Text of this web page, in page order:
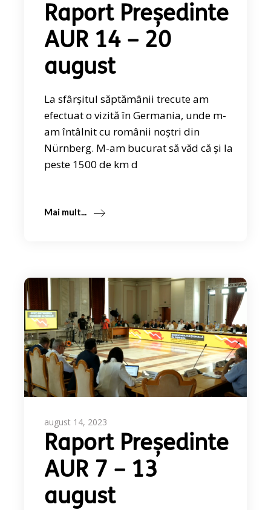
Raport Președinte
AUR 14 – 20
august
La sfârșitul săptămânii trecute am
efectuat o vizită în Germania, unde m-
am întâlnit cu românii noștri din
Nürnberg. M-am bucurat să văd că și la
peste 1500 de km d
Mai mult...
august 14, 2023
Raport Președinte
AUR 7 – 13
august